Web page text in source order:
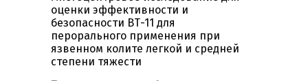
оценки эффективности и
безопасности ВТ-11 для
перорального применения при
язвенном колите легкой и средней
степени тяжести